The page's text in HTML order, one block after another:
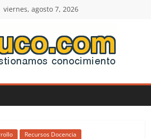
viernes, agosto 7, 2026
Recursos Docencia